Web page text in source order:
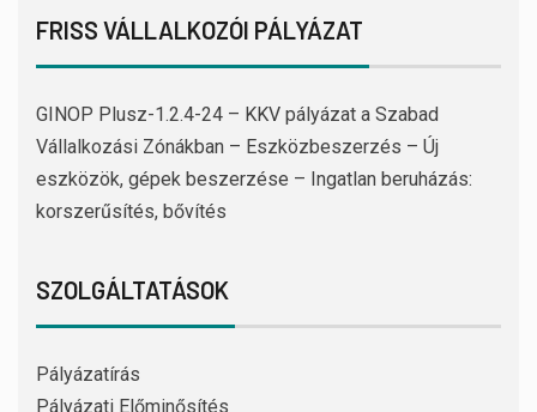
FRISS VÁLLALKOZÓI PÁLYÁZAT
GINOP Plusz-1.2.4-24 – KKV pályázat a Szabad
Vállalkozási Zónákban – Eszközbeszerzés – Új
eszközök, gépek beszerzése – Ingatlan beruházás:
korszerűsítés, bővítés
SZOLGÁLTATÁSOK
Pályázatírás
Pályázati Előminősítés